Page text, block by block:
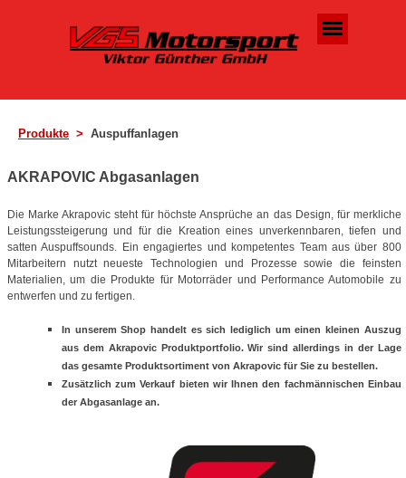
Produkte > Auspuffanlagen
AKRAPOVIC Abgasanlagen
Die Marke Akrapovic steht für höchste Ansprüche an das Design, für merkliche
Leistungssteigerung und für die Kreation eines unverkennbaren, tiefen und
satten Auspuffsounds. Ein engagiertes und kompetentes Team aus über 800
Mitarbeitern nutzt neueste Technologien und Prozesse sowie die feinsten
Materialien, um die Produkte für Motorräder und Performance Automobile zu
entwerfen und zu fertigen.
In unserem Shop handelt es sich lediglich um einen kleinen Auszug
aus dem Akrapovic Produktportfolio. Wir sind allerdings in der Lage
das gesamte Produktsortiment von Akrapovic für Sie zu bestellen.
Zusätzlich zum Verkauf bieten wir Ihnen den fachmännischen Einbau
der Abgasanlage an.